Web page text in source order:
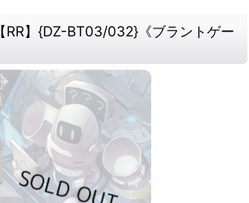
RR】{DZ-BT03/032}《ブラントゲー